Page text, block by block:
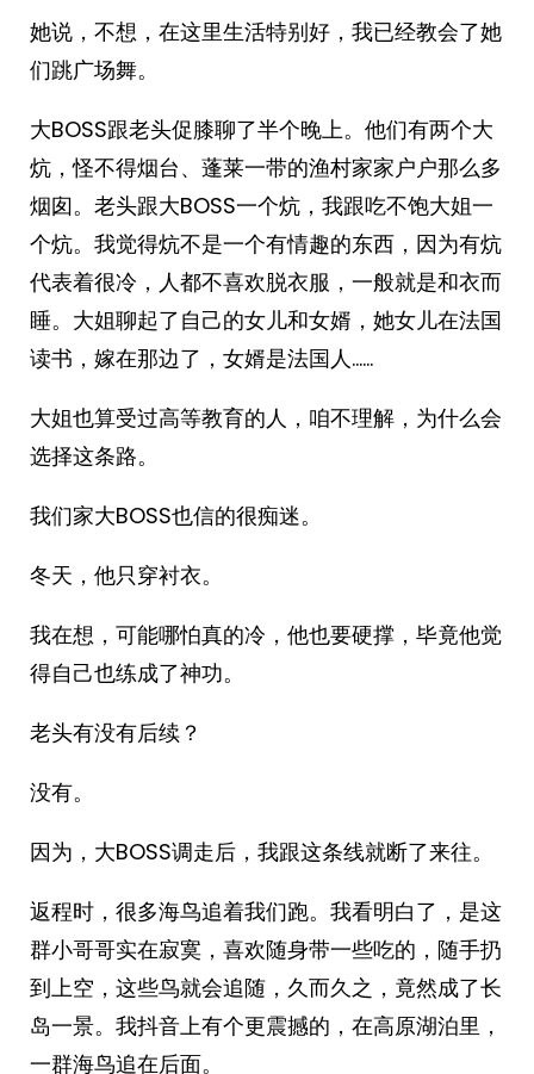
她说，不想，在这里生活特别好，我已经教会了她
们跳广场舞。
大BOSS跟老头促膝聊了半个晚上。他们有两个大
炕，怪不得烟台、蓬莱一带的渔村家家户户那么多
烟囱。老头跟大BOSS一个炕，我跟吃不饱大姐一
个炕。我觉得炕不是一个有情趣的东西，因为有炕
代表着很冷，人都不喜欢脱衣服，一般就是和衣而
睡。大姐聊起了自己的女儿和女婿，她女儿在法国
读书，嫁在那边了，女婿是法国人……
大姐也算受过高等教育的人，咱不理解，为什么会
选择这条路。
我们家大BOSS也信的很痴迷。
冬天，他只穿衬衣。
我在想，可能哪怕真的冷，他也要硬撑，毕竟他觉
得自己也练成了神功。
老头有没有后续？
没有。
因为，大BOSS调走后，我跟这条线就断了来往。
返程时，很多海鸟追着我们跑。我看明白了，是这
群小哥哥实在寂寞，喜欢随身带一些吃的，随手扔
到上空，这些鸟就会追随，久而久之，竟然成了长
岛一景。我抖音上有个更震撼的，在高原湖泊里，
一群海鸟追在后面。